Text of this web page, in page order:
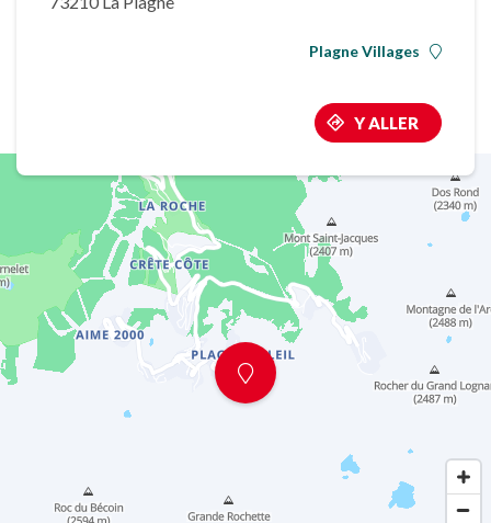
Plagne Villages
Y ALLER